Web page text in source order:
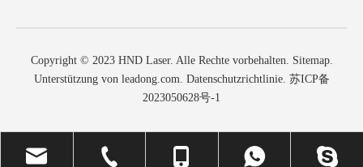
Copyright © 2023 HND Laser. Alle Rechte vorbehalten. Sitemap.
Unterstützung von leadong.com Datenschutzrichtlinie. 苏ICP备
2023050628号-1